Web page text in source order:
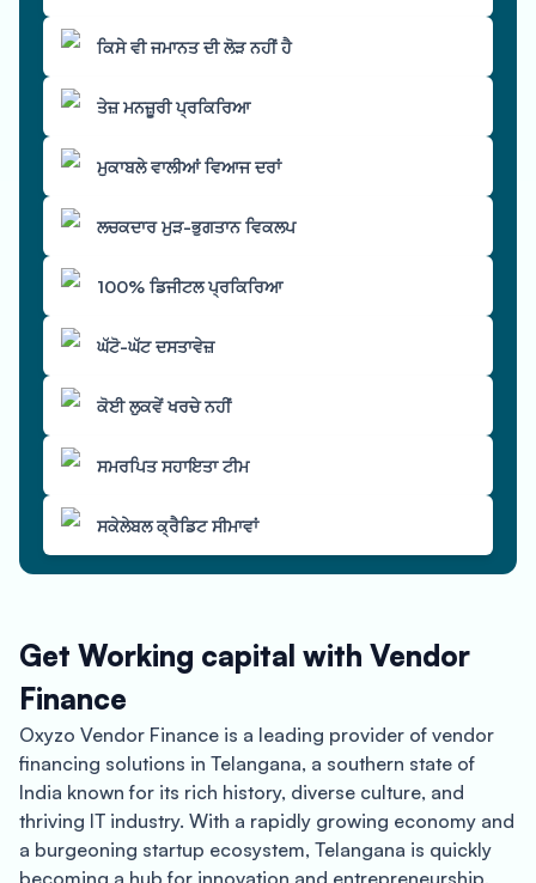
ਕਿਸੇ ਵੀ ਜਮਾਨਤ ਦੀ ਲੋੜ ਨਹੀਂ ਹੈ
ਤੇਜ਼ ਮਨਜ਼ੂਰੀ ਪ੍ਰਕਿਰਿਆ
ਮੁਕਾਬਲੇ ਵਾਲੀਆਂ ਵਿਆਜ ਦਰਾਂ
ਲਚਕਦਾਰ ਮੁੜ-ਭੁਗਤਾਨ ਵਿਕਲਪ
100% ਡਿਜੀਟਲ ਪ੍ਰਕਿਰਿਆ
ਘੱਟੋ-ਘੱਟ ਦਸਤਾਵੇਜ਼
ਕੋਈ ਲੁਕਵੇਂ ਖਰਚੇ ਨਹੀਂ
ਸਮਰਪਿਤ ਸਹਾਇਤਾ ਟੀਮ
ਸਕੇਲੇਬਲ ਕ੍ਰੈਡਿਟ ਸੀਮਾਵਾਂ
Get Working capital with Vendor
Finance
Oxyzo Vendor Finance is a leading provider of vendor
financing solutions in Telangana, a southern state of
India known for its rich history, diverse culture, and
thriving IT industry. With a rapidly growing economy and
a burgeoning startup ecosystem, Telangana is quickly
becoming a hub for innovation and entrepreneurship,